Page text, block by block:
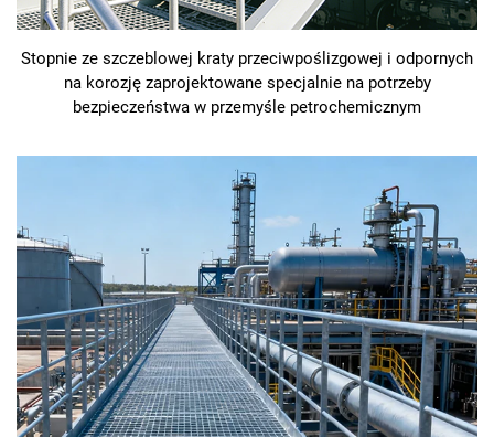
Stopnie ze szczeblowej kraty przeciwpoślizgowej i odpornych
na korozję zaprojektowane specjalnie na potrzeby
bezpieczeństwa w przemyśle petrochemicznym